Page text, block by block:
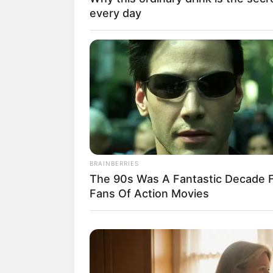
2. Diketahui bahwa
tumbuhnya bakteriH. pylori ,
every day
BRAINBERRIES
The 90s Was A Fantastic Decade
Fans Of Action Movies